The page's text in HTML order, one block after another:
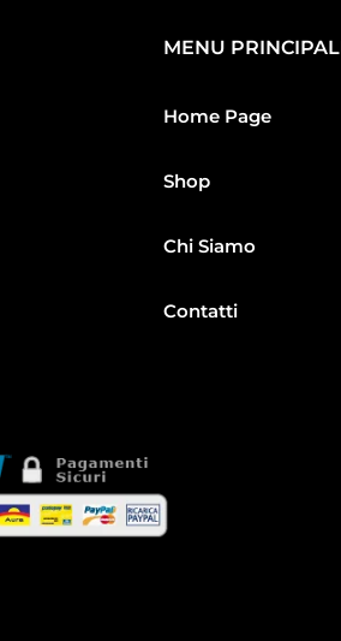
MENU
Home Page
Shop
Chi Siamo
Contatti